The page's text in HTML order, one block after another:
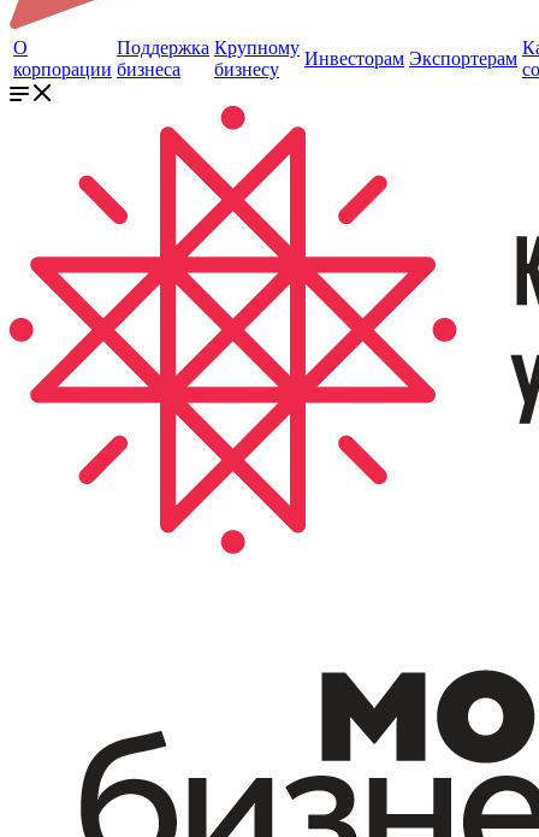
О
корпорации
Поддержка
бизнеса
Крупному
бизнесу
Инвесторам Экспортерам